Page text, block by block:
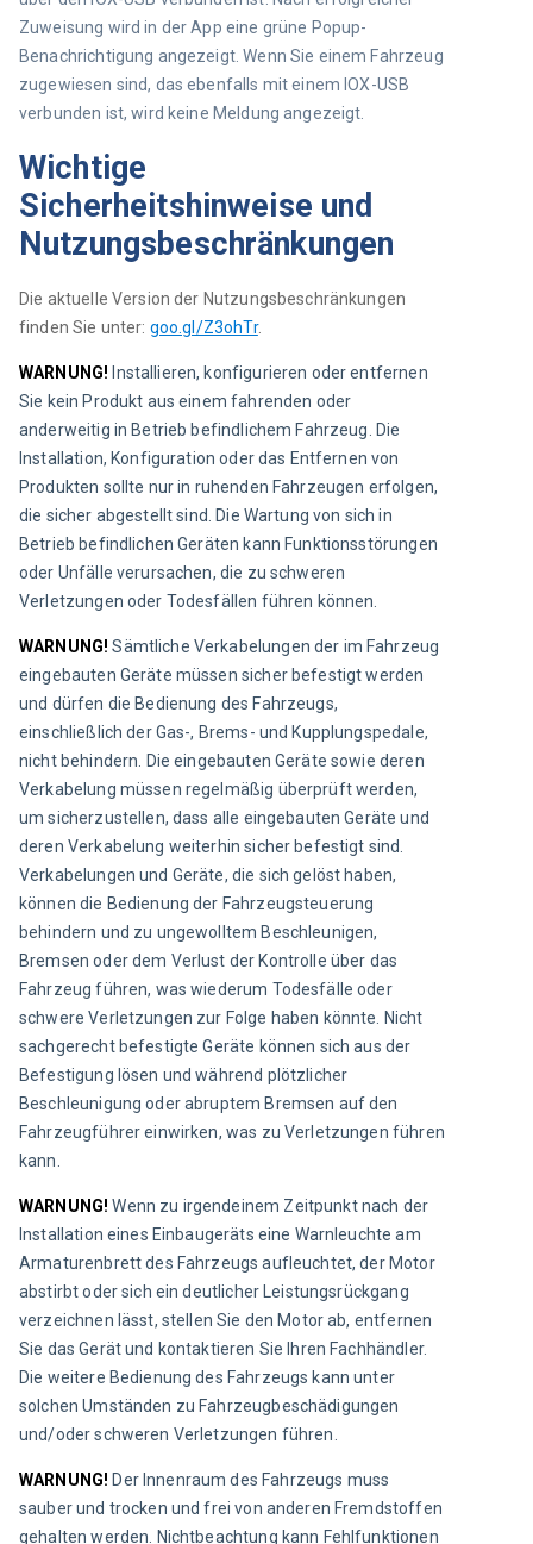
Zuweisung wird in der App eine grüne Popup-
Benachrichtigung angezeigt. Wenn Sie einem Fahrzeug
zugewiesen sind, das ebenfalls mit einem IOX-USB
verbunden ist, wird keine Meldung angezeigt.
Wichtige
Sicherheitshinweise und
Nutzungsbeschränkungen
Die aktuelle Version der Nutzungsbeschränkungen
finden Sie unter: goo.gl/Z3ohTr.
WARNUNG! Installieren, konfigurieren oder entfernen
Sie kein Produkt aus einem fahrenden oder
anderweitig in Betrieb befindlichem Fahrzeug. Die
Installation, Konfiguration oder das Entfernen von
Produkten sollte nur in ruhenden Fahrzeugen erfolgen,
die sicher abgestellt sind. Die Wartung von sich in
Betrieb befindlichen Geräten kann Funktionsstörungen
oder Unfälle verursachen, die zu schweren
Verletzungen oder Todesfällen führen können.
WARNUNG! Sämtliche Verkabelungen der im Fahrzeug
eingebauten Geräte müssen sicher befestigt werden
und dürfen die Bedienung des Fahrzeugs,
einschließlich der Gas-, Brems- und Kupplungspedale,
nicht behindern. Die eingebauten Geräte sowie deren
Verkabelung müssen regelmäßig überprüft werden,
um sicherzustellen, dass alle eingebauten Geräte und
deren Verkabelung weiterhin sicher befestigt sind.
Verkabelungen und Geräte, die sich gelöst haben,
können die Bedienung der Fahrzeugsteuerung
behindern und zu ungewolltem Beschleunigen,
Bremsen oder dem Verlust der Kontrolle über das
Fahrzeug führen, was wiederum Todesfälle oder
schwere Verletzungen zur Folge haben könnte. Nicht
sachgerecht befestigte Geräte können sich aus der
Befestigung lösen und während plötzlicher
Beschleunigung oder abruptem Bremsen auf den
Fahrzeugführer einwirken, was zu Verletzungen führen
kann.
WARNUNG! Wenn zu irgendeinem Zeitpunkt nach der
Installation eines Einbaugeräts eine Warnleuchte am
Armaturenbrett des Fahrzeugs aufleuchtet, der Motor
abstirbt oder sich ein deutlicher Leistungsrückgang
verzeichnen lässt, stellen Sie den Motor ab, entfernen
Sie das Gerät und kontaktieren Sie Ihren Fachhändler.
Die weitere Bedienung des Fahrzeugs kann unter
solchen Umständen zu Fahrzeugbeschädigungen
und/oder schweren Verletzungen führen.
WARNUNG! Der Innenraum des Fahrzeugs muss
sauber und trocken und frei von anderen Fremdstoffen
gehalten werden. Nichtbeachtung kann Fehlfunktionen